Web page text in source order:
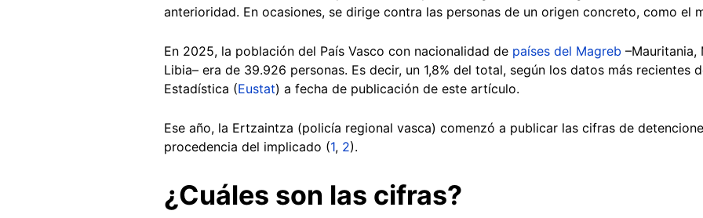
anterioridad. En ocasiones, se dirige contra las personas de un origen concreto, como el
En 2025, la población del País Vasco con nacionalidad de países del Magreb –Mauritania,
Libia– era de 39.926 personas. Es decir, un 1,8% del total, según los datos más recientes
Estadística (Eustat) a fecha de publicación de este artículo.
Ese año, la Ertzaintza (policía regional vasca) comenzó a publicar las cifras de
procedencia del implicado (1, 2).
¿Cuáles son las cifras?